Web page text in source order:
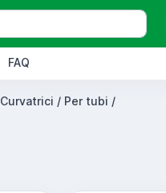
FAQ
Curvatrici / Per tubi /